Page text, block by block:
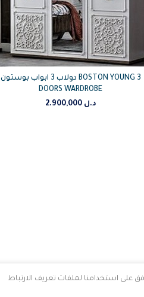
دولاب 3 ابواب بوستون BOSTON YOUNG 3
DOORS WARDROBE
د.ل 2.900,000
استخدامنا لملفات تعريف الارتباط